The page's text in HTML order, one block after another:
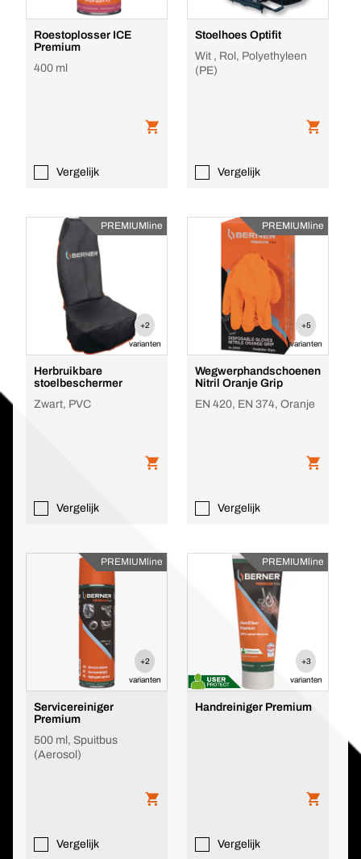
Roestoplosser ICE
Premium
400 ml
Vergelijk
Stoelhoes Optifit
Wit , Rol, Polyethyleen
(PE)
Vergelijk
PREMIUMline
+2
varianten
Herbruikbare
stoelbeschermer
Zwart, PVC
Vergelijk
PREMIUMline
+5
varianten
Wegwerphandschoenen
Nitril Oranje Grip
EN 420, EN 374, Oranje
Vergelijk
PREMIUMline
+2
varianten
Servicereiniger
Premium
500 ml, Spuitbus
(Aerosol)
Vergelijk
PREMIUMline
+3
varianten
Handreiniger Premium
Vergelijk